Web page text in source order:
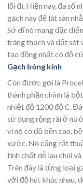
lối đi. Hiện nay, đa số
gạch này để lát sàn
Sở dĩ nó mang đặc
tràng thạch và đất sét
tạo đồng nhất có độ
Gạch bóng kính
Còn được gọi là
thành phần chính là
nhiệt độ 1200 độ C.
sử dụng rộng rãi ở
vì nó có độ bền cao,
xước. Nó cũng rất
tính chất dễ lau chùi
Trên đây là từng loại
với độ hút khác nhau,